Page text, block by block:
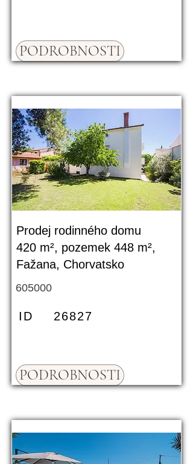
PODROBNOSTI
Prodej rodinného domu
420 m², pozemek 448 m²,
Fažana, Chorvatsko
605000
ID 26827
PODROBNOSTI